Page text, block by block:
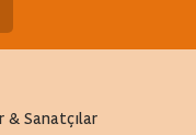
& Sanatçılar